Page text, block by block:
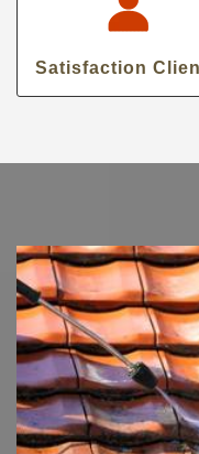
Satisfaction